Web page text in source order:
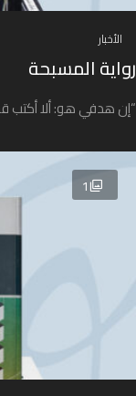
الأخبار
رواية المسبحة
“إن هدفي هو: ألا أكتب
1